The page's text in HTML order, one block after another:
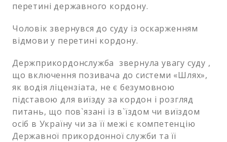
перетині державного кордону.
Чоловік звернувся до суду із оскарженням
відмови у перетині кордону.
Держприкордонслужба звернула увагу суду ,
що включення позивача до системи «Шлях»,
як водія ліцензіата, не є безумовною
підставою для виїзду за кордон і розгляд
питань, що пов`язані із в`їздом чи виїздом
осіб в Україну чи за її межі є компетенцію
Державної прикордонної служби та її